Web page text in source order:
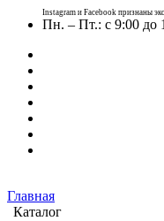
Instagram и Facebook признаны
Пн. – Пт.: с 9:00 до
Главная
Каталог